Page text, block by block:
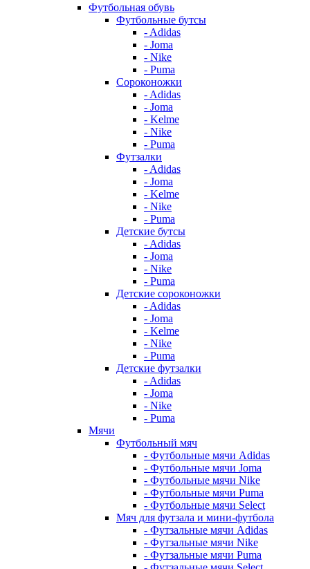
Футбольная обувь
Футбольные бутсы
- Adidas
- Joma
- Nike
- Puma
Сороконожки
- Adidas
- Joma
- Kelme
- Nike
- Puma
Футзалки
- Adidas
- Joma
- Kelme
- Nike
- Puma
Детские бутсы
- Adidas
- Joma
- Nike
- Puma
Детские сороконожки
- Adidas
- Joma
- Kelme
- Nike
- Puma
Детские футзалки
- Adidas
- Joma
- Nike
- Puma
Мячи
Футбольный мяч
- Футбольные мячи Adidas
- Футбольные мячи Joma
- Футбольные мячи Nike
- Футбольные мячи Puma
- Футбольные мячи Select
Мяч для футзала и мини-футбола
- Футзальные мячи Adidas
- Футзальные мячи Nike
- Футзальные мячи Puma